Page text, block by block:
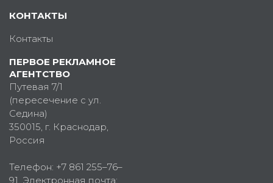
КОНТАКТЫ
Контакты
ПЕРВОЕ РЕКЛАМНОЕ
АГЕНТСТВО
Путевая 7/1
(пересечение с ул.
Седина)
350015, г. Краснодар,
Россия
Телефон: +7 861 255–76–
91, Электронная почта: